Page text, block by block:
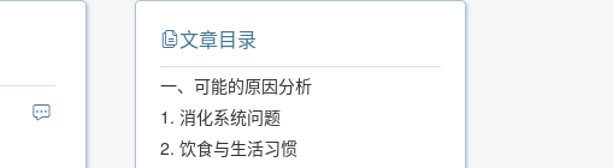
文章目录
一、可能的原因分析
1. 消化系统问题
2. 饮食与生活习惯